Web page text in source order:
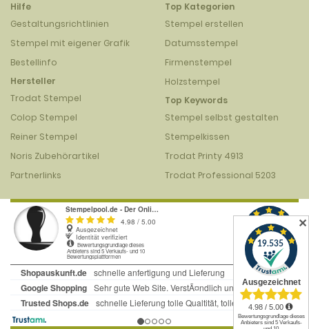
Hilfe
Gestaltungsrichtlinien
Stempel mit eigener Grafik
Bestellinfo
Hersteller
Trodat Stempel
Colop Stempel
Reiner Stempel
Noris Zubehörartikel
Partnerlinks
Top Kategorien
Stempel erstellen
Datumsstempel
Firmenstempel
Holzstempel
Top Keywords
Stempel selbst gestalten
Stempelkissen
Trodat Printy 4913
Trodat Professional 5203
✕